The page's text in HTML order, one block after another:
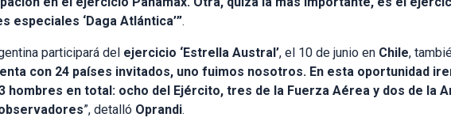
especiales ‘Daga Atlántica’”.
participará del ejercicio ‘Estrella Austral’, el 10 de junio en Chile,
con 24 países invitados, uno fuimos nosotros. En esta oportunidad
hombres en total: ocho del Ejército, tres de la Fuerza Aérea y dos de la
”, detalló Oprandi.